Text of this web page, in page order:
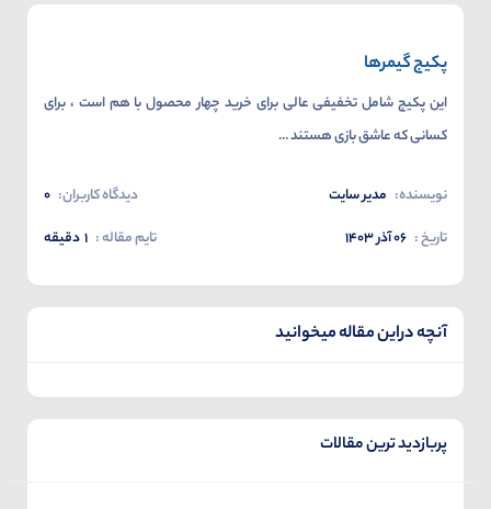
پکیج گیمرها
این پکیج شامل تخفیفی عالی برای خرید چهار محصول با هم است ، برای
کسانی که عاشق بازی هستند …
نویسنده: مدیر سایت دیدگاه کاربران: 0
تاریخ : ۰۶ آذر ۱۴۰۳ تایم مقاله : 1دقیقه
آنچه دراین مقاله میخوانید
پربازدید ترین مقالات